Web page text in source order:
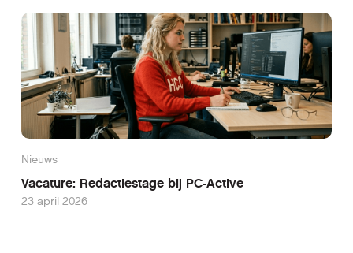
Nieuws
Vacature: Redactiestage bij PC-Active
23 april 2026